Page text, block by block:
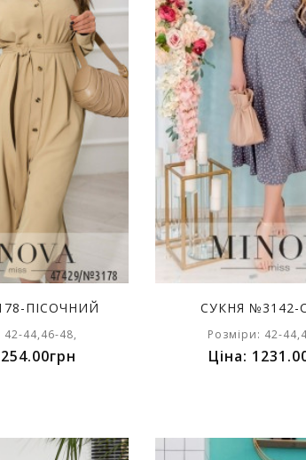
ПІСОЧНИЙ
42-44,46-48,
СУКНЯ №3142-
Розміри: 42-
Ціна: